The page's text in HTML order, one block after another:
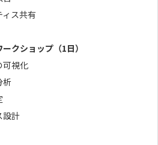
ィス共有
クショップ（1日）
可視化
析
設計